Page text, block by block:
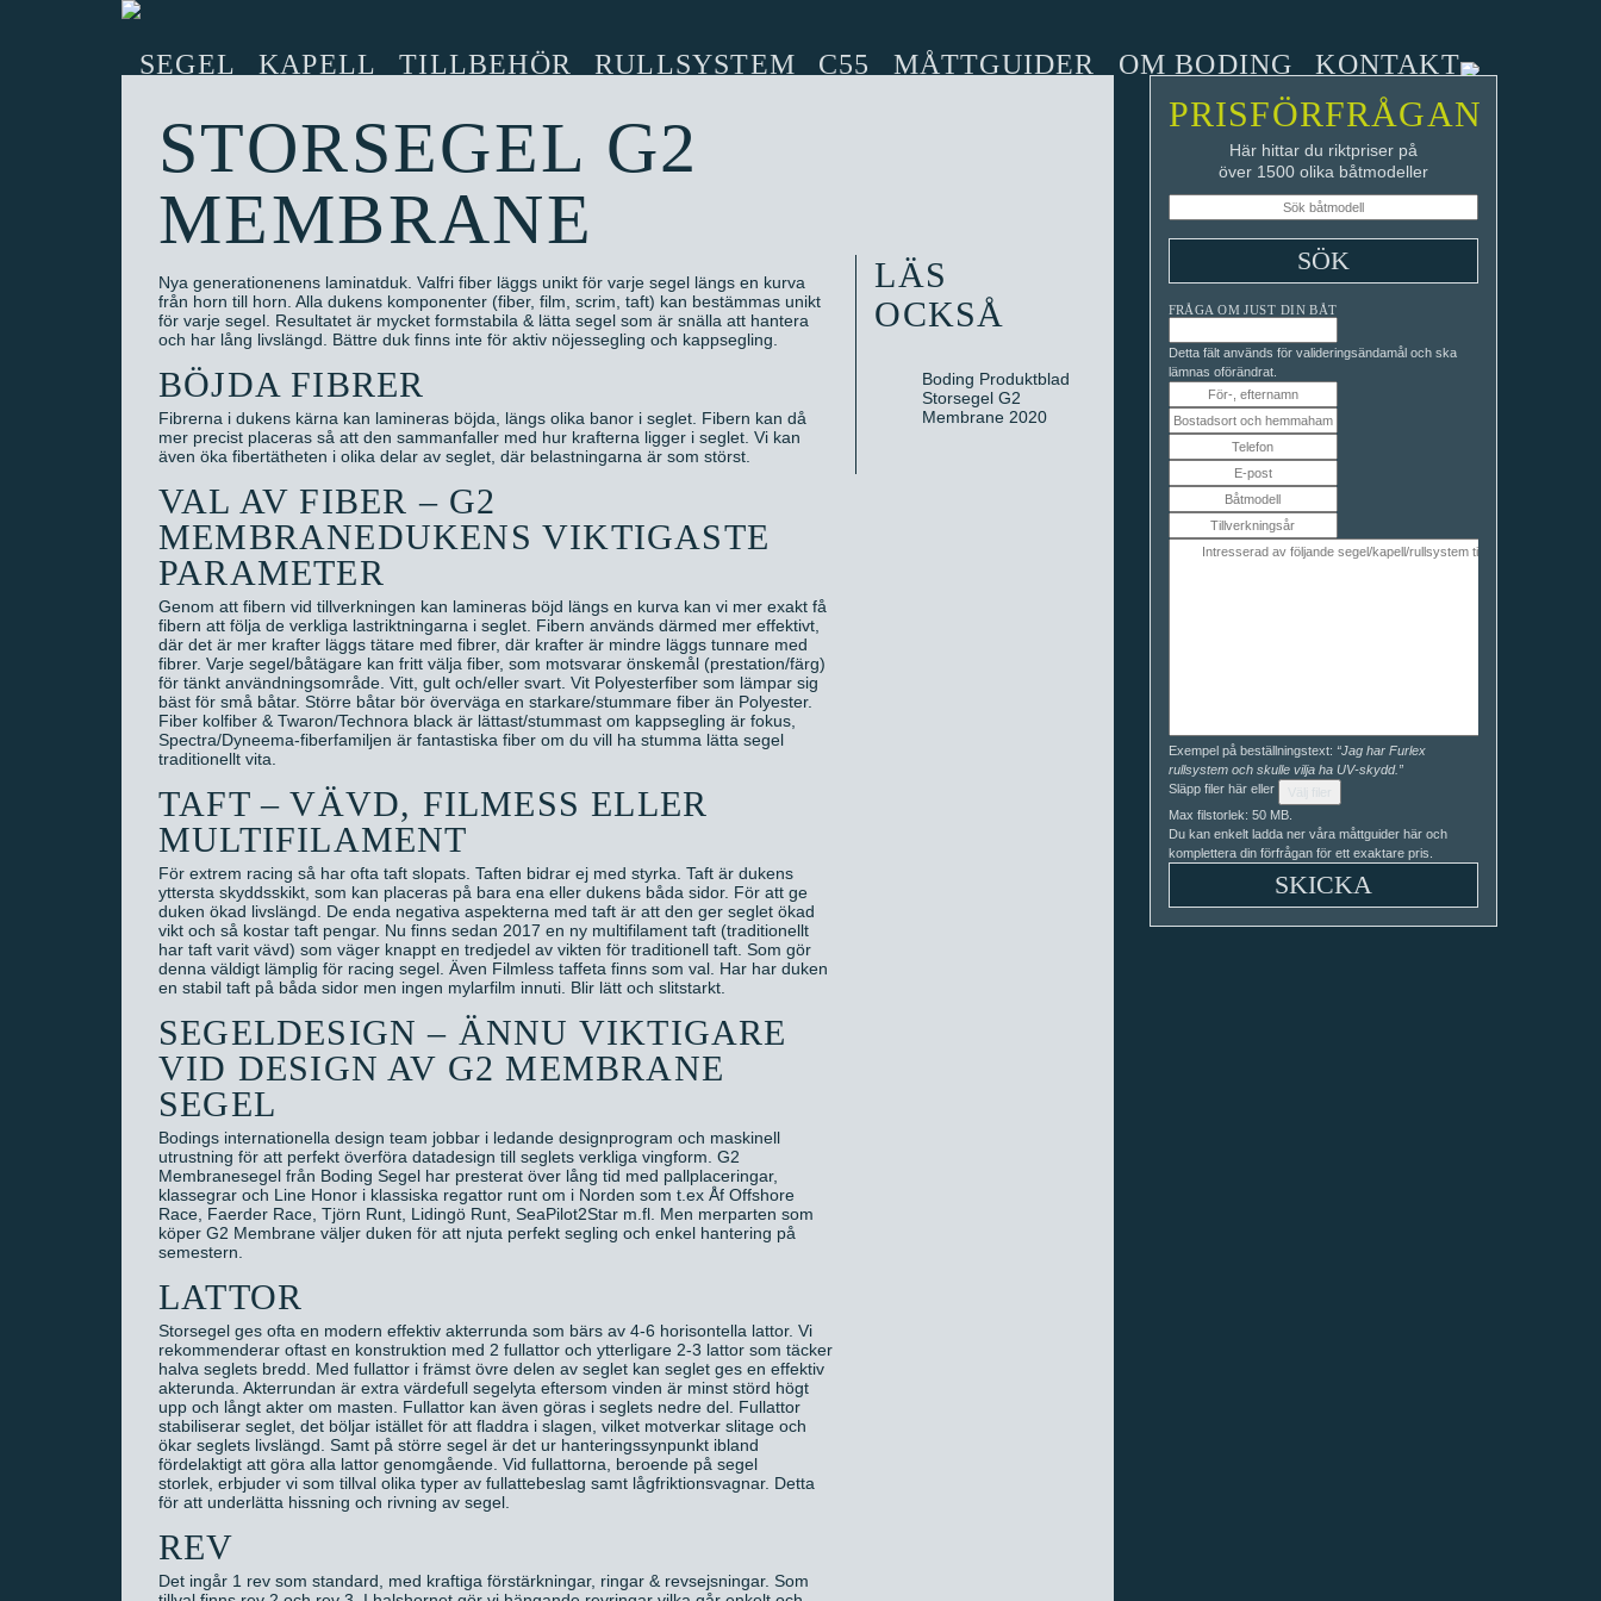
SEGEL KAPELL TILLBEHÖR RULLSYSTEM C55 MÅTTGUIDER OM BODING KONTAKT
STORSEGEL G2
MEMBRANE
Nya generationenens laminatduk. Valfri fiber läggs unikt för varje segel längs en kurva
från horn till horn. Alla dukens komponenter (fiber, film, scrim, taft) kan bestämmas unikt
för varje segel. Resultatet är mycket formstabila & lätta segel som är snälla att hantera
och har lång livslängd. Bättre duk finns inte för aktiv nöjessegling och kappsegling.
BÖJDA FIBRER
Fibrerna i dukens kärna kan lamineras böjda, längs olika banor i seglet. Fibern kan då
mer precist placeras så att den sammanfaller med hur krafterna ligger i seglet. Vi kan
även öka fibertätheten i olika delar av seglet, där belastningarna är som störst.
VAL AV FIBER – G2
MEMBRANEDUKENS VIKTIGASTE
PARAMETER
Genom att fibern vid tillverkningen kan lamineras böjd längs en kurva kan vi mer exakt få
fibern att följa de verkliga lastriktningarna i seglet. Fibern används därmed mer effektivt,
där det är mer krafter läggs tätare med fibrer, där krafter är mindre läggs tunnare med
fibrer. Varje segel/båtägare kan fritt välja fiber, som motsvarar önskemål (prestation/färg)
för tänkt användningsområde. Vitt, gult och/eller svart. Vit Polyesterfiber som lämpar sig
bäst för små båtar. Större båtar bör överväga en starkare/stummare fiber än Polyester.
Fiber kolfiber & Twaron/Technora black är lättast/stummast om kappsegling är fokus,
Spectra/Dyneema-fiberfamiljen är fantastiska fiber om du vill ha stumma lätta segel
traditionellt vita.
TAFT – VÄVD, FILMESS ELLER
MULTIFILAMENT
För extrem racing så har ofta taft slopats. Taften bidrar ej med styrka. Taft är dukens
yttersta skyddsskikt, som kan placeras på bara ena eller dukens båda sidor. För att ge
duken ökad livslängd. De enda negativa aspekterna med taft är att den ger seglet ökad
vikt och så kostar taft pengar. Nu finns sedan 2017 en ny multifilament taft (traditionellt
har taft varit vävd) som väger knappt en tredjedel av vikten för traditionell taft. Som gör
denna väldigt lämplig för racing segel. Även Filmless taffeta finns som val. Har har duken
en stabil taft på båda sidor men ingen mylarfilm innuti. Blir lätt och slitstarkt.
SEGELDESIGN – ÄNNU VIKTIGARE
VID DESIGN AV G2 MEMBRANE
SEGEL
Bodings internationella design team jobbar i ledande designprogram och maskinell
utrustning för att perfekt överföra datadesign till seglets verkliga vingform. G2
Membranesegel från Boding Segel har presterat över lång tid med pallplaceringar,
klassegrar och Line Honor i klassiska regattor runt om i Norden som t.ex Åf Offshore
Race, Faerder Race, Tjörn Runt, Lidingö Runt, SeaPilot2Star m.fl. Men merparten som
köper G2 Membrane väljer duken för att njuta perfekt segling och enkel hantering på
semestern.
LATTOR
Storsegel ges ofta en modern effektiv akterrunda som bärs av 4-6 horisontella lattor. Vi
rekommenderar oftast en konstruktion med 2 fullattor och ytterligare 2-3 lattor som täcker
halva seglets bredd. Med fullattor i främst övre delen av seglet kan seglet ges en effektiv
akterunda. Akterrundan är extra värdefull segelyta eftersom vinden är minst störd högt
upp och långt akter om masten. Fullattor kan även göras i seglets nedre del. Fullattor
stabiliserar seglet, det böljar istället för att fladdra i slagen, vilket motverkar slitage och
ökar seglets livslängd. Samt på större segel är det ur hanteringssynpunkt ibland
fördelaktigt att göra alla lattor genomgående. Vid fullattorna, beroende på segel
storlek, erbjuder vi som tillval olika typer av fullattebeslag samt lågfriktionsvagnar. Detta
för att underlätta hissning och rivning av segel.
REV
Det ingår 1 rev som standard, med kraftiga förstärkningar, ringar & revsejsningar. Som
LÄS
OCKSÅ
Boding Produktblad
Storsegel G2
Membrane 2020
PRISFÖRFRÅGAN
Här hittar du riktpriser på
över 1500 olika båtmodeller
FRÅGA OM JUST DIN BÅT
Detta fält används för valideringsändamål och ska
lämnas oförändrat.
Exempel på beställningstext: “Jag har Furlex
rullsystem och skulle vilja ha UV-skydd.”
Släpp filer här eller
Max filstorlek: 50 MB.
Du kan enkelt ladda ner våra måttguider här och
komplettera din förfrågan för ett exaktare pris.